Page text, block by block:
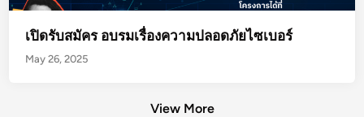
เปิดรับสมัคร อบรมเรื่องความปลอดภัยไซเบอร์
May 26, 2025
View More